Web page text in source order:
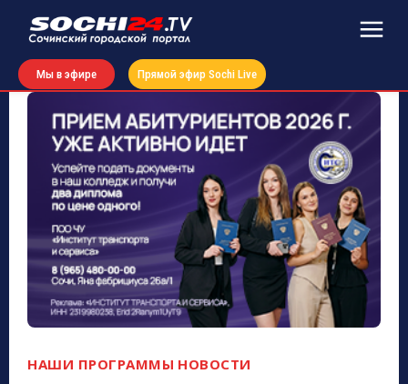
Мы в эфире Прямой эфир Sochi Live
НАШИ ПРОГРАММЫ НОВОСТИ